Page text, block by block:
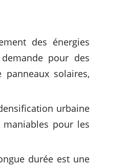
des énergies
pour des
solaires,
urbaine
pour les
durée est une